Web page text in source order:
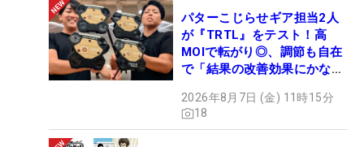
パターこじらせギア担当2人
が『TRTL』をテスト！高
MOIで転がり◎、調節も自在
で「結果の改善効果にかなり
2026年8月7日 (金) 11時15分
18